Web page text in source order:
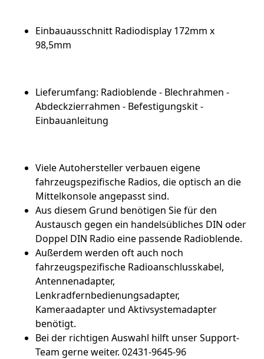
Einbauausschnitt Radiodisplay 172mm x
98,5mm
Lieferumfang: Radioblende - Blechrahmen -
Abdeckzierrahmen - Befestigungskit -
Einbauanleitung
Viele Autohersteller verbauen eigene
fahrzeugspezifische Radios, die optisch an die
Mittelkonsole angepasst sind.
Aus diesem Grund benötigen Sie für den
Austausch gegen ein handelsübliches DIN oder
Doppel DIN Radio eine passende Radioblende.
Außerdem werden oft auch noch
fahrzeugspezifische Radioanschlusskabel,
Antennenadapter,
Lenkradfernbedienungsadapter,
Kameraadapter und Aktivsystemadapter
benötigt.
Bei der richtigen Auswahl hilft unser Support-
Team gerne weiter. 02431-9645-96